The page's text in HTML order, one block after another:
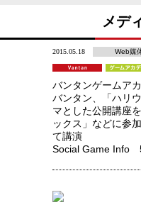
メデ
2015.05.18 Web媒
バンタンゲームア
バンタン、「ハリ
マとした公開講座
ックス」などに参
て講演
Social Game Info